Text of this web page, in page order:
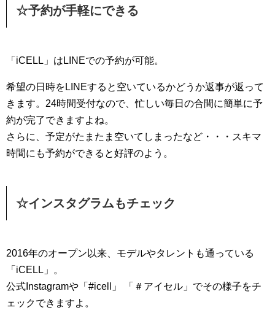
☆予約が手軽にできる
「iCELL」はLINEでの予約が可能。
希望の日時をLINEすると空いているかどうか返事が返って
きます。24時間受付なので、忙しい毎日の合間に簡単に予
約が完了できますよね。
さらに、予定がたまたま空いてしまったなど・・・スキマ
時間にも予約ができると好評のよう。
☆インスタグラムもチェック
2016年のオープン以来、モデルやタレントも通っている
「iCELL」。
公式Instagramや「#icell」 「＃アイセル」でその様子をチ
ェックできますよ。